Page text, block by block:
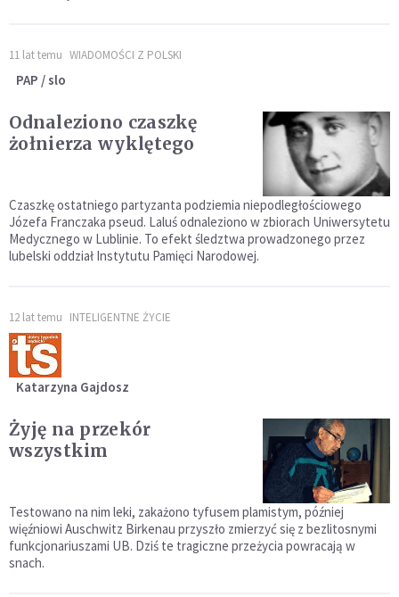
11 lat temu WIADOMOŚCI Z POLSKI
PAP / slo
Odnaleziono czaszkę
żołnierza wyklętego
Czaszkę ostatniego partyzanta podziemia niepodległościowego
Józefa Franczaka pseud. Laluś odnaleziono w zbiorach Uniwersytetu
Medycznego w Lublinie. To efekt śledztwa prowadzonego przez
lubelski oddział Instytutu Pamięci Narodowej.
12 lat temu INTELIGENTNE ŻYCIE
Katarzyna Gajdosz
Żyję na przekór
wszystkim
Testowano na nim leki, zakażono tyfusem plamistym, później
więźniowi Auschwitz Birkenau przyszło zmierzyć się z bezlitosnymi
funkcjonariuszami UB. Dziś te tragiczne przeżycia powracają w
snach.